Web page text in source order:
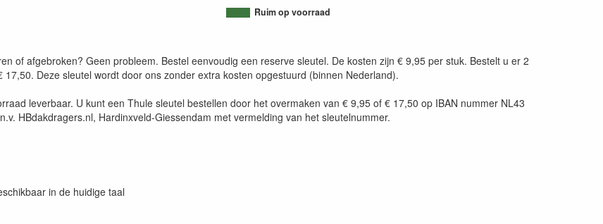
Ruim op voorraad
of afgebroken? Geen probleem. Bestel eenvoudig een reserve sleutel. De kosten zijn € 9,95 per stuk. Bestelt u er 2
17,50. Deze sleutel wordt door ons zonder extra kosten opgestuurd (binnen Nederland).
leverbaar. U kunt een Thule sleutel bestellen door het overmaken van € 9,95 of € 17,50 op IBAN nummer NL43
HBdakdragers.nl, Hardinxveld-Giessendam met vermelding van het sleutelnummer.
in de huidige taal